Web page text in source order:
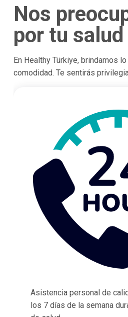
Nos
por tu salud
En Healthy Türkiye, brindamos
comodidad. Te sentirás
Asistencia personal de
los 7 días de la semana